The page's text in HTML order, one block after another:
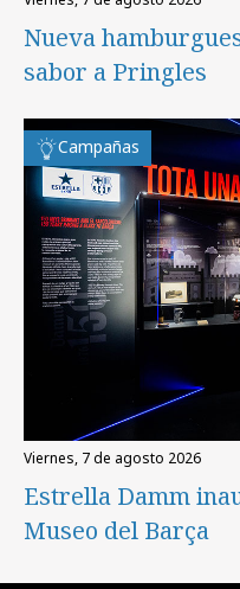
Nueva
sabor a Pringles
Campañas
viernes, 7 de agosto 2026
Estrella Damm
Museo del Barça